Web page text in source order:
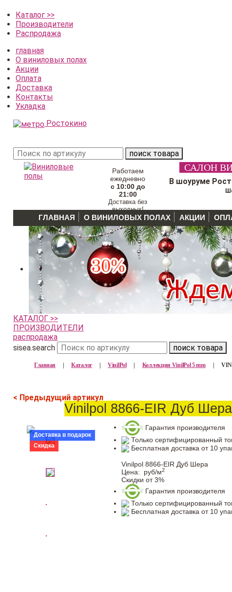
Каталог >>
Производители
Распродажа
главная
О виниловых полах
Акции
Оплата
Доставка
Контакты
Укладка
Ростокино
поиск товара
Работаем
ежедневно
с 10:00 до
21:00
Доставка без
выходных!
САЛОН
В шоуруме
ГЛАВНАЯ О ВИНИЛОВЫХ ПОЛАХ АКЦИИ
КАТАЛОГ >>
ПРОИЗВОДИТЕЛИ
распродажа
sisea.search
поиск товара
Главная | Каталог | VinilPol | Коллекция VinilPol 5 mm |
< Предыдущий артикул
Vinilpol 8866-EIR Дуб Шера
Доставка в подарок
Скидка
Гарантия производителя
Только сертифицированный
Бесплатная доставка от 10
Vinilpol 8866-EIR Дуб Шера
Цена:
руб/м2
Скидки от 3%
Гарантия производителя
Только сертифицированный
Бесплатная доставка от 10